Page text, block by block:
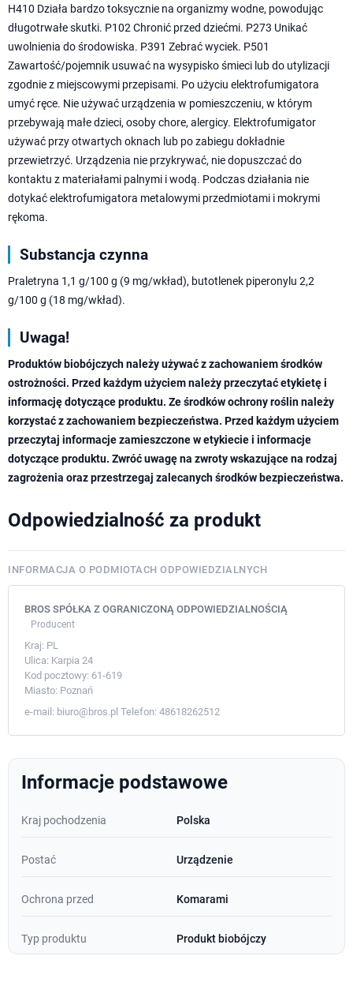
H410 Działa bardzo toksycznie na organizmy wodne, powodując
długotrwałe skutki. P102 Chronić przed dziećmi. P273 Unikać
uwolnienia do środowiska. P391 Zebrać wyciek. P501
Zawartość/pojemnik usuwać na wysypisko śmieci lub do utylizacji
zgodnie z miejscowymi przepisami. Po użyciu elektrofumigatora
umyć ręce. Nie używać urządzenia w pomieszczeniu, w którym
przebywają małe dzieci, osoby chore, alergicy. Elektrofumigator
używać przy otwartych oknach lub po zabiegu dokładnie
przewietrzyć. Urządzenia nie przykrywać, nie dopuszczać do
kontaktu z materiałami palnymi i wodą. Podczas działania nie
dotykać elektrofumigatora metalowymi przedmiotami i mokrymi
rękoma.
Substancja czynna
Praletryna 1,1 g/100 g (9 mg/wkład), butotlenek piperonylu 2,2
g/100 g (18 mg/wkład).
Uwaga!
Produktów biobójczych należy używać z zachowaniem środków
ostrożności. Przed każdym użyciem należy przeczytać etykietę i
informację dotyczące produktu. Ze środków ochrony roślin należy
korzystać z zachowaniem bezpieczeństwa. Przed każdym użyciem
przeczytaj informacje zamieszczone w etykiecie i informacje
dotyczące produktu. Zwróć uwagę na zwroty wskazujące na rodzaj
zagrożenia oraz przestrzegaj zalecanych środków bezpieczeństwa.
Odpowiedzialność za produkt
INFORMACJA O PODMIOTACH ODPOWIEDZIALNYCH
BROS SPÓŁKA Z OGRANICZONĄ ODPOWIEDZIALNOŚCIĄ
Producent
Kraj: PL
Ulica: Karpia 24
Kod pocztowy: 61-619
Miasto: Poznań
e-mail: biuro@bros.pl Telefon: 48618262512
Informacje podstawowe
Kraj pochodzenia Polska
Postać Urządzenie
Ochrona przed Komarami
Typ produktu Produkt biobójczy